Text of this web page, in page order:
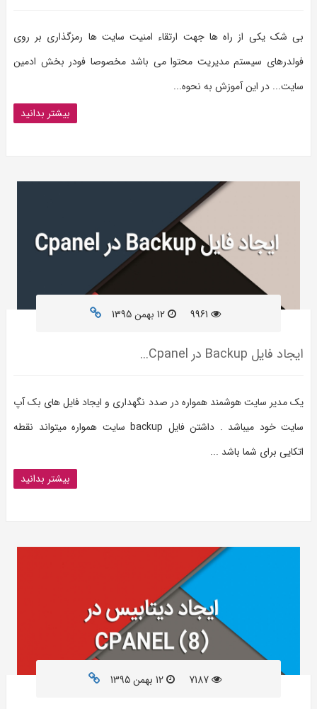
بی شک یکی از راه ها جهت ارتقاء امنیت سایت ها رمزگذاری بر روی
فولدرهای سیستم مدیریت محتوا می باشد مخصوصا فودر بخش ادمین
سایت... در این آموزش به نحوه...
بیشتر بدانید
12 بهمن 1395
ایجاد فایل Backup در Cpanel...
یک مدیر سایت هوشمند همواره در صدد نگهداری و ایجاد فایل های بک آپ
سایت خود میباشد . داشتن فایل backup سایت همواره میتواند نقطه
اتکایی برای شما باشد ...
بیشتر بدانید